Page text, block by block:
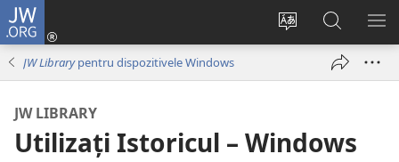
JW.ORG
Schimbaţi
Conectează-
nouă)
Căutați
pe
JW.ORG
JW Librarypentru dispozitivele Windows
JW LIBRARY
Utilizați Istoricul – Windows